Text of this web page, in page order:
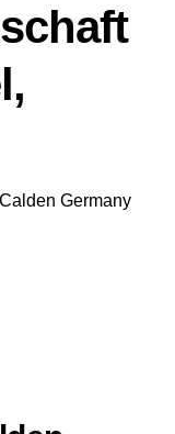
Calden Germany